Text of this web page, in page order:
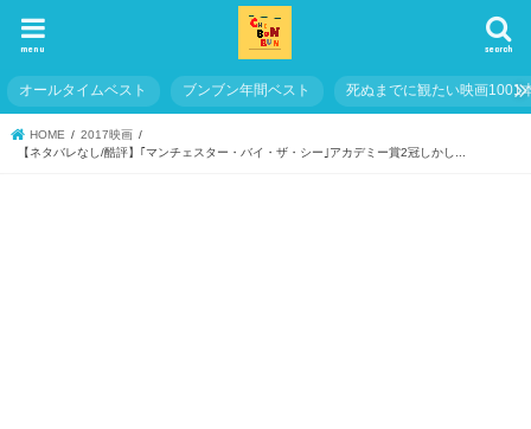
search
menu
オールタイムベスト ブンブン年間ベスト 死ぬまでに観たい映画1001
HOME
2017映画
【ネタバレなし/酷評】｢マンチェスター・バイ・ザ・シー｣アカデミー賞2冠しかし...